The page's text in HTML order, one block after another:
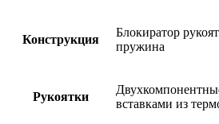
Конструкция
Блокиратор
пружина
Рукоятки
вставками из